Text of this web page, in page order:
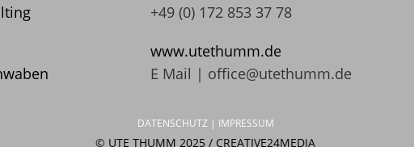
+49 (0) 172 853 37 78
www.utethumm.de
E Mail | office@utethumm.de
DATENSCHUTZ | IMPRESSUM
© UTE THUMM 2025 / CREATIVE24MEDIA